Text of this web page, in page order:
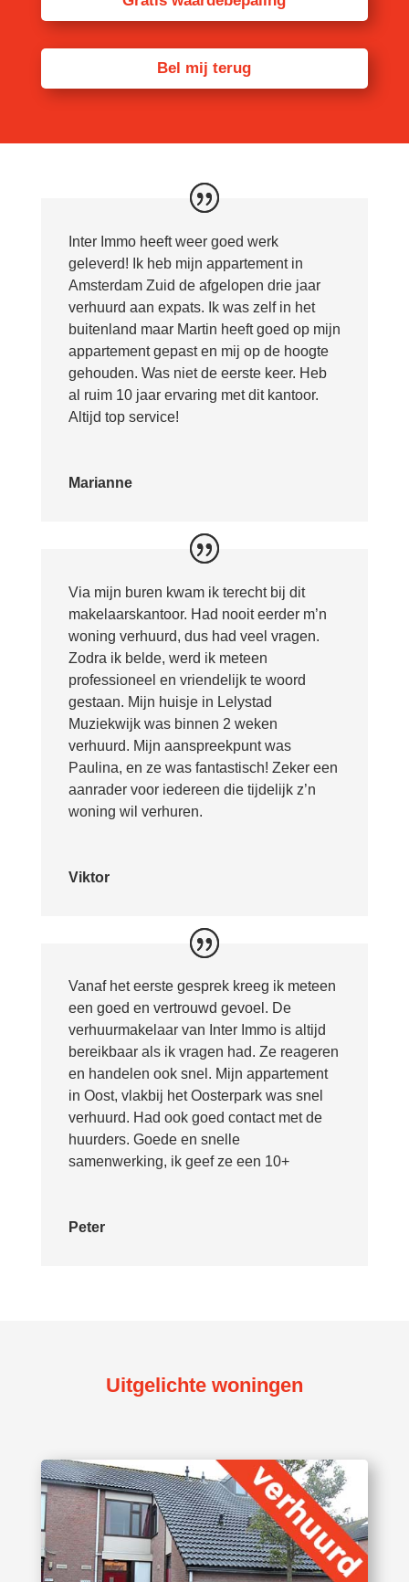
Bel mij terug
Inter Immo heeft weer goed werk
geleverd! Ik heb mijn appartement in
Amsterdam Zuid de afgelopen drie jaar
verhuurd aan expats. Ik was zelf in het
buitenland maar Martin heeft goed op mijn
appartement gepast en mij op de hoogte
gehouden. Was niet de eerste keer. Heb
al ruim 10 jaar ervaring met dit kantoor.
Altijd top service!
Marianne
Via mijn buren kwam ik terecht bij dit
makelaarskantoor. Had nooit eerder m’n
woning verhuurd, dus had veel vragen.
Zodra ik belde, werd ik meteen
professioneel en vriendelijk te woord
gestaan. Mijn huisje in Lelystad
Muziekwijk was binnen 2 weken
verhuurd. Mijn aanspreekpunt was
Paulina, en ze was fantastisch! Zeker een
aanrader voor iedereen die tijdelijk z’n
woning wil verhuren.
Viktor
Vanaf het eerste gesprek kreeg ik meteen
een goed en vertrouwd gevoel. De
verhuurmakelaar van Inter Immo is altijd
bereikbaar als ik vragen had. Ze reageren
en handelen ook snel. Mijn appartement
in Oost, vlakbij het Oosterpark was snel
verhuurd. Had ook goed contact met de
huurders. Goede en snelle
samenwerking, ik geef ze een 10+
Peter
Uitgelichte woningen